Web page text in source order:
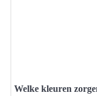
Welke kleuren